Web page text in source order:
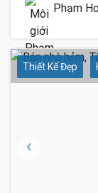
Phạm
Thiết Kế Đẹp